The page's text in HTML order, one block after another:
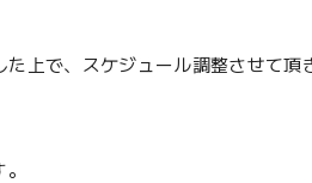
上で、スケジュール調整させて頂